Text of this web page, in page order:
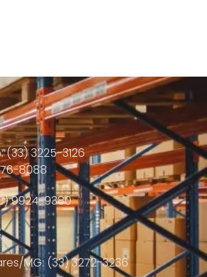
3225-3126
8088
9924-9380
MG: (33) 3272-3236